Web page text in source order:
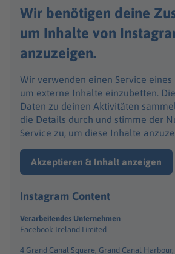
Wir benötigen deine
um Inhalte von
anzuzeigen.
Wir verwenden einen Service
um externe Inhalte einzubetten.
Daten zu deinen Aktivitäten
die Details durch und stimme der
Service zu, um diese Inhalte
Akzeptieren & Inhalt anzeigen
Instagram Content
Verarbeitendes Unternehmen
Facebook Ireland Limited
4 Grand Canal Square, Grand Canal